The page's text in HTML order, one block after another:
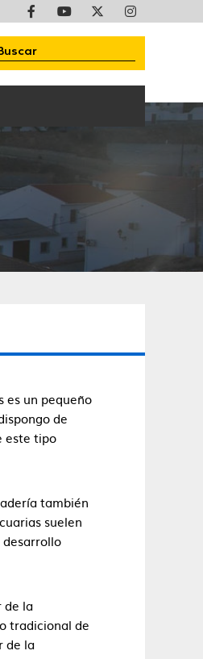
es un pequeño
de
este tipo
también
suelen
de la
tradicional de
de la